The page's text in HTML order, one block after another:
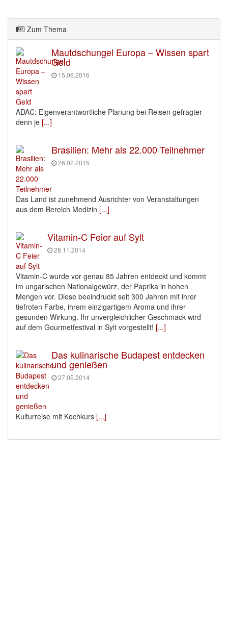
Zum Thema
Mautdschungel Europa – Wissen spart
Geld
15.06.2016
ADAC: Eigenverantwortliche Planung bei Reisen gefragter
denn je [...]
Brasilien: Mehr als 22.000 Teilnehmer
26.02.2015
Das Land ist zunehmend Ausrichter von Veranstaltungen
aus dem Bereich Medizin [...]
Vitamin-C Feier auf Sylt
28.11.2014
Vitamin-C wurde vor genau 85 Jahren entdeckt und kommt
im ungarischen Nationalgewürz, der Paprika in hohen
Mengen vor. Diese beeindruckt seit 300 Jahren mit ihrer
tiefroten Farbe, ihrem einzigartigem Aroma und ihrer
gesunden Wirkung. Ihr unvergleichlicher Geschmack wird
auf dem Gourmetfestival in Sylt vorgestellt! [...]
Das kulinarische Budapest entdecken
und genießen
27.05.2014
Kulturreise mit Kochkurs [...]